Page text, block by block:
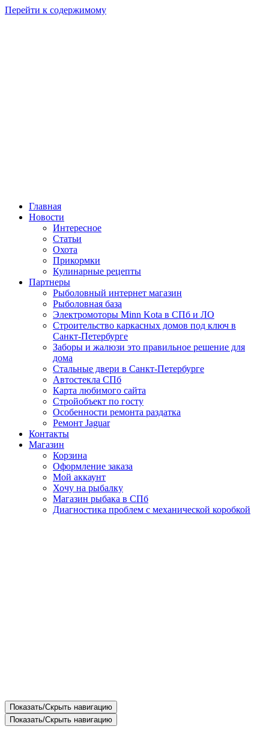
Перейти к содержимому
Главная
Новости
Интересное
Статьи
Охота
Прикормки
Кулинарные рецепты
Партнеры
Рыболовный интернет магазин
Рыболовная база
Электромоторы Minn Kota в СПб и ЛО
Строительство каркасных домов под ключ в
Санкт-Петербурге
Заборы и жалюзи это правильное решение для
дома
Стальные двери в Санкт-Петербурге
Автостекла СПб
Карта любимого сайта
Стройобъект по госту
Особенности ремонта раздатка
Ремонт Jaguar
Контакты
Магазин
Корзина
Оформление заказа
Мой аккаунт
Хочу на рыбалку
Магазин рыбака в СПб
Диагностика проблем с механической коробкой
Показать/Скрыть навигацию
Показать/Скрыть навигацию